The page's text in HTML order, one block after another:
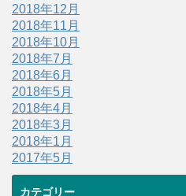
2018年12月
2018年11月
2018年10月
2018年7月
2018年6月
2018年5月
2018年4月
2018年3月
2018年1月
2017年5月
カテゴリー